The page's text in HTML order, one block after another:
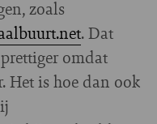
zoals
. Dat
omdat
Het is hoe dan ook